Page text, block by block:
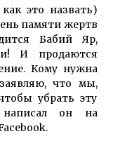
это назвать)
памяти жертв
Бабий Яр,
И продаются
Кому нужна
что мы,
убрать эту
написал он на